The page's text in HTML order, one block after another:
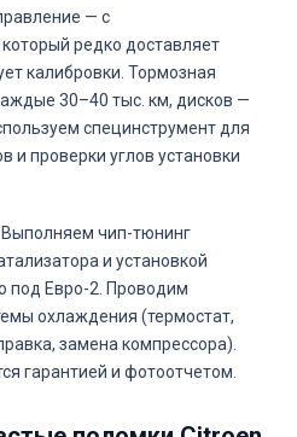
— с
редко доставляет
калибровки. Тормозная
30–40 тыс. км, дисков —
специнструмент для
и проверки углов установки
. Выполняем чип-тюнинг
и установкой
под Евро-2. Проводим
охлаждения (термостат,
замена компрессора).
гарантией и фотоотчетом.